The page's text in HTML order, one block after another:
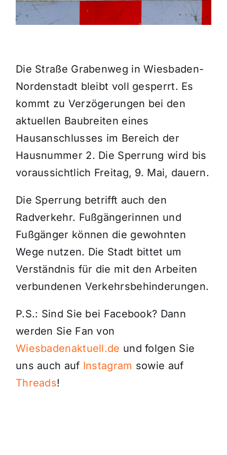
Themen und Termine
Die Straße Grabenweg in Wiesbaden-
Nordenstadt bleibt voll gesperrt. Es
kommt zu Verzögerungen bei den
aktuellen Baubreiten eines
Hausanschlusses im Bereich der
Hausnummer 2. Die Sperrung wird bis
voraussichtlich Freitag, 9. Mai, dauern.
Die Sperrung betrifft auch den
Radverkehr. Fußgängerinnen und
Fußgänger können die gewohnten
Wege nutzen. Die Stadt bittet um
Verständnis für die mit den Arbeiten
verbundenen Verkehrsbehinderungen.
P.S.: Sind Sie bei Facebook? Dann
werden Sie Fan von
Wiesbadenaktuell.de und folgen Sie
uns auch auf Instagram sowie auf
Threads!